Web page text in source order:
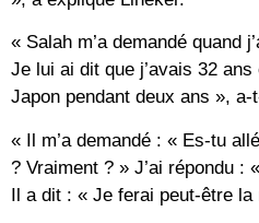
« Salah m’a demandé quand
Je lui ai dit que j’avais 32
Japon pendant deux ans », a-
« Il m’a demandé : « Es-tu
? Vraiment ? » J’ai répondu :
Il a dit : « Je ferai peut-être la